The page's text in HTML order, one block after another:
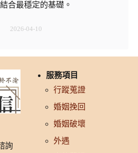
合最穩定的基礎。
2026-04-10
詢
服務項目
行蹤蒐證
婚姻挽回
婚姻破壞
外遇